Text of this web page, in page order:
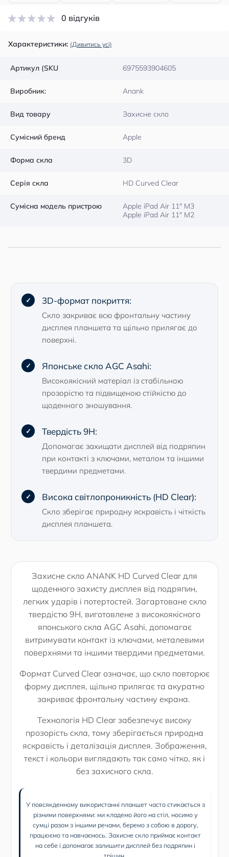
0 відгуків
Характеристики: (Дивитись усі)
Артикул (SKU 6975593904605
Виробник: Anank
Вид товару Захисне скло
Сумісний бренд Apple
Форма скла 3D
Серія скла HD Curved Clear
Сумісна модель пристрою
Apple iPad Air 11″ M3
Apple iPad Air 11″ M2
3D-формат покриття:
Скло закриває всю фронтальну частину
дисплея планшета та щільно прилягає до
поверхні.
Японське скло AGC Asahi:
Високоякісний матеріал із стабільною
прозорістю та підвищеною стійкістю до
щоденного зношування.
Твердість 9H:
Допомагає захищати дисплей від подряпин
при контакті з ключами, металом та іншими
твердими предметами.
Висока світлопроникність (HD Clear):
Скло зберігає природну яскравість і чіткість
дисплея планшета.
Захисне скло ANANK HD Curved Clear для
щоденного захисту дисплея від подряпин,
легких ударів і потертостей. Загартоване скло
твердістю 9H, виготовлене з високоякісного
японського скла AGC Asahi, допомагає
витримувати контакт із ключами, металевими
поверхнями та іншими твердими предметами.
Формат Curved Clear означає, що скло повторює
форму дисплея, щільно прилягає та акуратно
закриває фронтальну частину екрана.
Технологія HD Clear забезпечує високу
прозорість скла, тому зберігається природна
яскравість і деталізація дисплея. Зображення,
текст і кольори виглядають так само чітко, як і
без захисного скла.
У повсякденному використанні планшет часто стикається з
різними поверхнями: ми кладемо його на стіл, носимо у
сумці разом з іншими речами, беремо з собою в дорогу,
працюємо та навчаємось. Захисне скло приймає контакт
на себе і допомагає залишити дисплей без подряпин і